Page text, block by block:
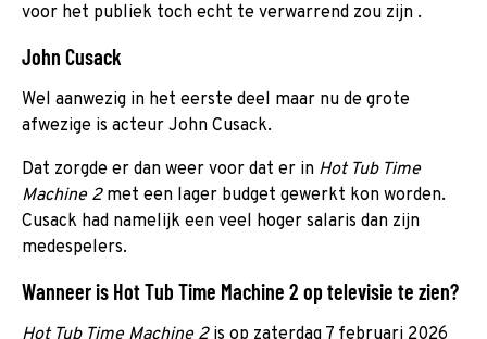
voor het publiek toch echt te verwarrend zou zijn .
John Cusack
Wel aanwezig in het eerste deel maar nu de grote
afwezige is acteur John Cusack.
Dat zorgde er dan weer voor dat er in Hot Tub Time
Machine 2 met een lager budget gewerkt kon worden.
Cusack had namelijk een veel hoger salaris dan zijn
medespelers.
Wanneer is Hot Tub Time Machine 2 op televisie te zien?
Hot Tub Time Machine 2is op zaterdag 7 februari 2026